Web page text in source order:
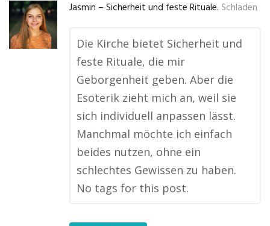
Jasmin – Sicherheit und feste Rituale. Schladen
Die Kirche bietet Sicherheit und
feste Rituale, die mir
Geborgenheit geben. Aber die
Esoterik zieht mich an, weil sie
sich individuell anpassen lässt.
Manchmal möchte ich einfach
beides nutzen, ohne ein
schlechtes Gewissen zu haben.
No tags for this post.